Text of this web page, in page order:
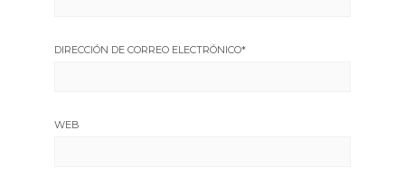
DIRECCIÓN DE CORREO ELECTRÓNICO*
WEB